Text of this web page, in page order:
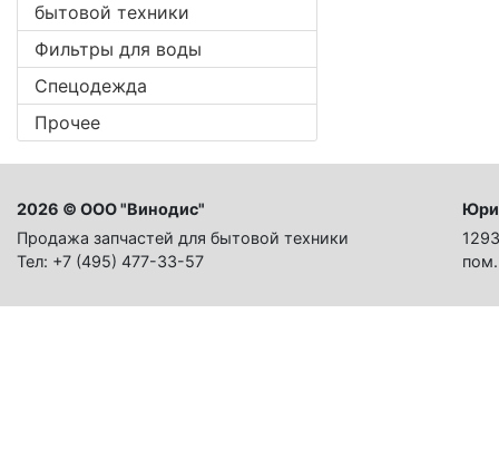
бытовой техники
Фильтры для воды
Спецодежда
Прочее
2026 © ООО "Винодис"
Продажа запчастей для бытовой техники
Тел: +7 (495) 477-33-57